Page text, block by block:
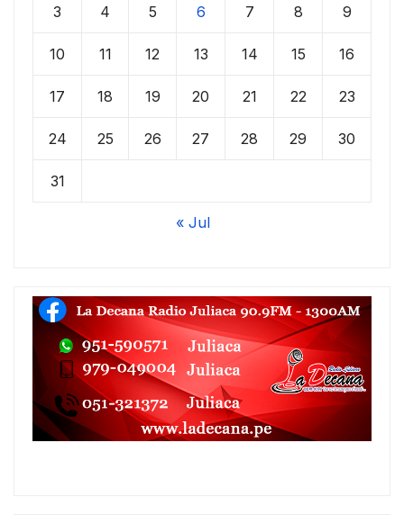
3 4 5 6 7 8 9
10 11 12 13 14 15 16
17 18 19 20 21 22 23
24 25 26 27 28 29 30
31
« Jul